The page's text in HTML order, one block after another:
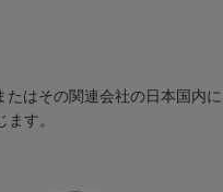
はその関連会社の日本国内
す。